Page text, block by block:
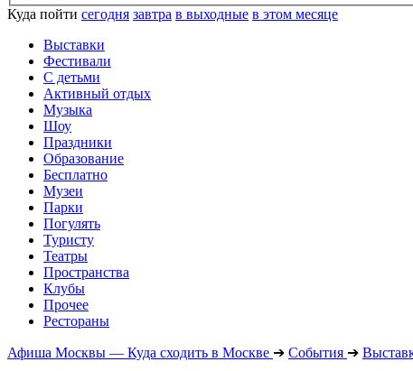
Куда пойти сегодня завтра в выходные в этом месяце
Выставки
Фестивали
С детьми
Активный отдых
Музыка
Шоу
Праздники
Образование
Бесплатно
Музеи
Парки
Погулять
Туристу
Театры
Пространства
Клубы
Прочее
Рестораны
Афиша Москвы — Куда сходить в Москве ➔ События ➔